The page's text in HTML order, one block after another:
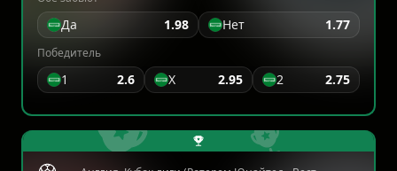
Да 1.98 Нет 1.77
Победитель
1 2.6 X 2.95 2 2.75